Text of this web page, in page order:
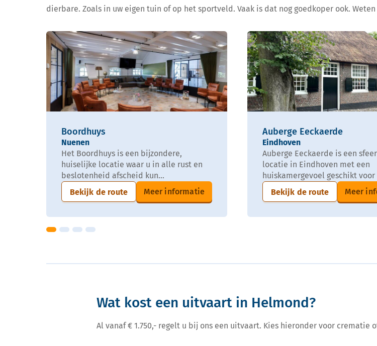
dierbare. Zoals in uw eigen tuin of op het sportveld. Vaak is dat nog goedkoper ook.
Boordhuys
Nuenen
Het Boordhuys is een bijzondere,
huiselijke locatie waar u in alle rust en
beslotenheid afscheid kun...
Bekijk de route
Meer informatie
Auberge Eeckaerde
Eindhoven
Auberge Eeckaerde is een
locatie in Eindhoven met een
huiskamergevoel geschikt voor
Bekijk de route
Meer
Wat kost een uitvaart in Helmond?
Al vanaf € 1.750,- regelt u bij ons een uitvaart. Kies hieronder voor crematie